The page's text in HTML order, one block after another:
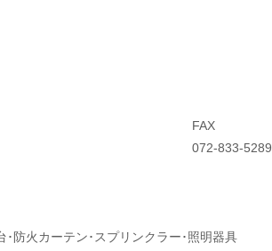
FAX
072-833-5289
防火カーテン･スプリンクラー･照明器具